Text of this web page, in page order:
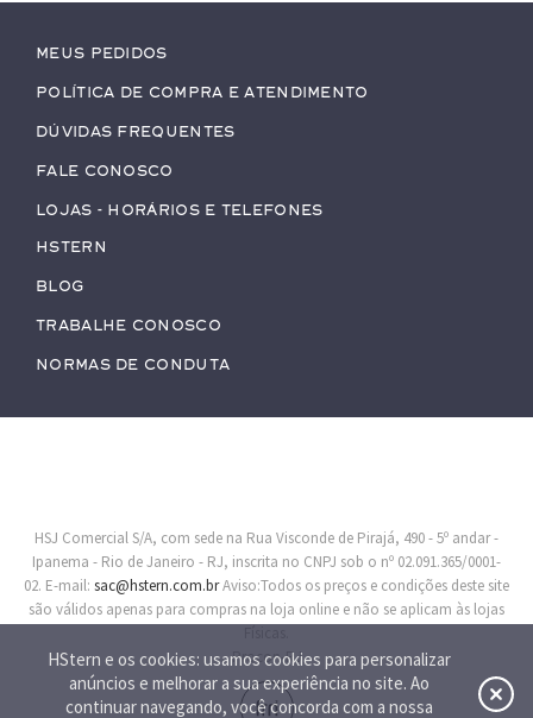
HStern e os cookies: usamos cookies para personalizar
anúncios e melhorar a sua experiência no site. Ao
continuar navegando, você concorda com a nossa
Meus pedidos
Política de Compra e Atendimento
Dúvidas Frequentes
Fale conosco
Lojas - Horários e Telefones
HStern
Blog
Trabalhe conosco
Normas de Conduta
HSJ Comercial S/A, com sede na Rua Visconde de Pirajá, 490 - 5º andar -
Ipanema - Rio de Janeiro - RJ, inscrita no CNPJ sob o nº 02.091.365/0001-
02. E-mail: sac@hstern.com.brAviso:Todos os preços e condições deste site
são válidos apenas para compras na loja online e não se aplicam às lojas
Procon-RJ